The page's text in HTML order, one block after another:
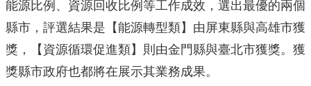
能源比例、資源回收比例等工作成效，選出最優的兩個
縣市，評選結果是【能源轉型類】由屏東縣與高雄市獲
獎，【資源循環促進類】則由金門縣與臺北市獲獎。獲
獎縣市政府也都將在展示其業務成果。